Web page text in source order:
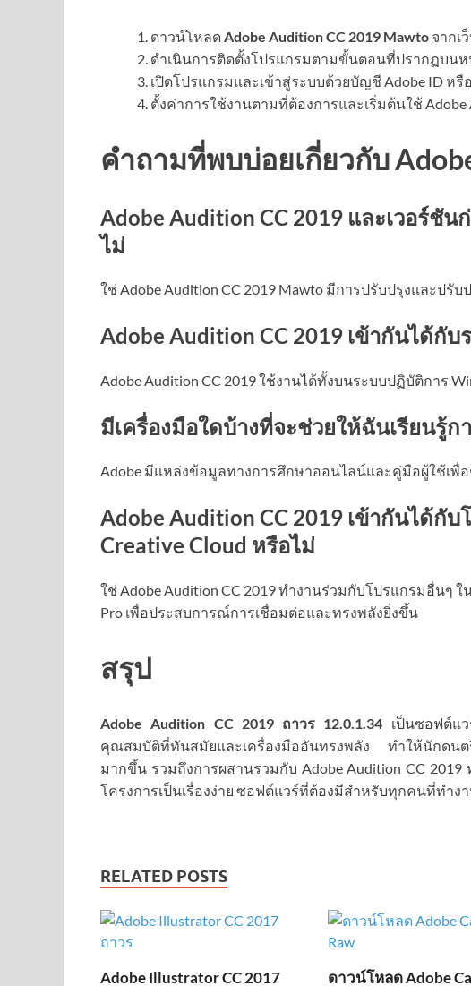
ดาวน์โหลดAdobe Audition CC 2019 Mawto จากเ
ดำเนินการติดตั้งโปรแกรมตามขั้นตอนที่ปรากฏบนห
เปิดโปรแกรมและเข้าสู่ระบบด้วยบัญชี Adobe ID ห
ตั้งค่าการใช้งานตามที่ต้องการและเริ่มต้นใช้ Adobe
คำถามที่พบบ่อยเกี่ยวกับ
Adobe Audition CC 2019 และเวอร์ชั
ไม่
ใช่ Adobe Audition CC 2019 Mawto มีการปรับปรุงและปรั
Adobe Audition CC 2019 เข้ากันได้กั
Adobe Audition CC 2019 ใช้งานได้ทั้งบนระบบปฏิบัติการ
มีเครื่องมือใดบ้างที่จะช่วยให้ฉันเรียนรู้ก
Adobe มีแหล่งข้อมูลทางการศึกษาออนไลน์และคู่มือผู้ใช้เพื่
Adobe Audition CC 2019 เข้ากันได้กับ
Creative Cloud หรือไม่
ใช่ Adobe Audition CC 2019 ทำงานร่วมกับโปรแกรมอื่นๆ ใ
Pro เพื่อประสบการณ์การเชื่อมต่อและทรงพลังยิ่งขึ้น
สรุป
Adobe Audition CC 2019 ถาวร 12.0.1.34 เป็นซอฟต์แ
คุณสมบัติที่ทันสมัยและเครื่องมืออันทรงพลัง ทำให้นักดนต
มากขึ้น รวมถึงการผสานรวมกับ Adobe Audition CC
โครงการเป็นเรื่องง่าย ซอฟต์แวร์ที่ต้องมีสำหรับทุกคนที่ทำง
RELATED POSTS
Adobe Illustrator CC 2017 ดาวน์โหลด Adobe